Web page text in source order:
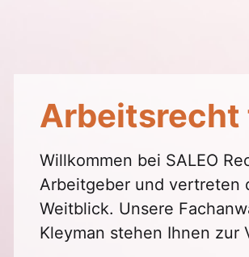
Arbeitsrecht
Willkommen bei SALEO
Arbeitgeber und vertreten
Weitblick. Unsere
Kleyman stehen Ihnen zur